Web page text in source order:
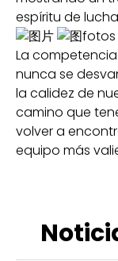
espíritu de
La
nunca se
la calidez de
camino que
volver a
equipo más